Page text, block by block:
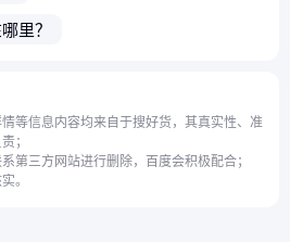
里？
干燥剂 有现货吗？
等信息内容均来自于搜好货，其真实性、准
；
第三方网站进行删除，百度会积极配合；
。